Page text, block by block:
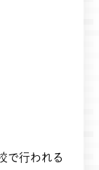
で行われる